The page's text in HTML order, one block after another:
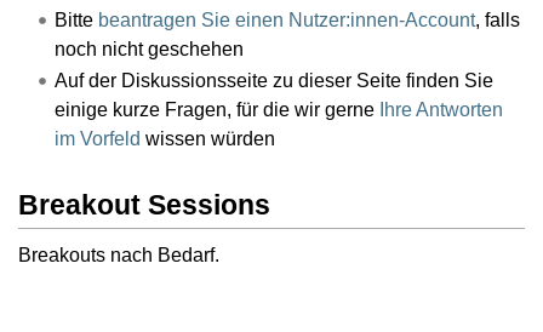
Bitte beantragen Sie einen Nutzer:innen-Account, falls
noch nicht geschehen
Auf der Diskussionsseite zu dieser Seite finden Sie
einige kurze Fragen, für die wir gerne Ihre Antworten
im Vorfeld wissen würden
Breakout Sessions
Breakouts nach Bedarf.